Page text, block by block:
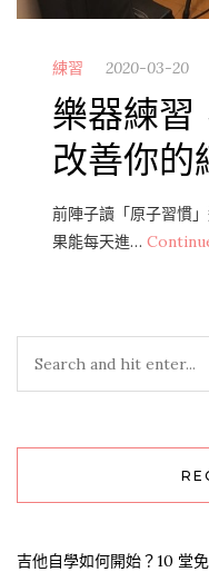
練習 2020-03-20
樂器練習
改善你的
前陣子讀「原子習慣
果能每天進…
吉他自學如何開始？10 堂